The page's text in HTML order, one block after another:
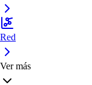
Red
Ver más